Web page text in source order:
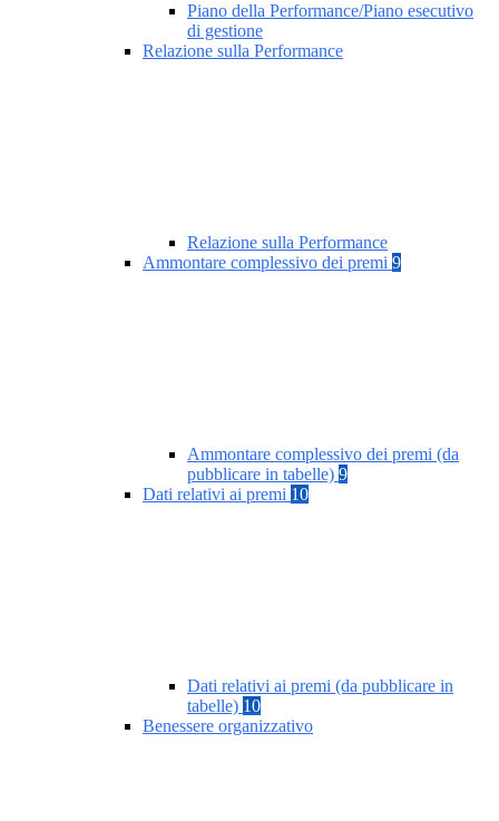
Piano della Performance/Piano esecutivo
di gestione
Relazione sulla Performance
Relazione sulla Performance
Ammontare complessivo dei premi 9
Ammontare complessivo dei premi (da
pubblicare in tabelle) 9
Dati relativi ai premi 10
Dati relativi ai premi (da pubblicare in
tabelle) 10
Benessere organizzativo